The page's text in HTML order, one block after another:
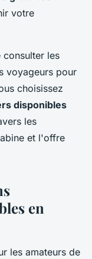
votre
consulter les
voyageurs pour
choisissez
disponibles
les
et l'offre
en
les amateurs de